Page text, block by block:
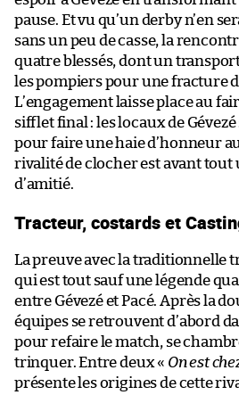
pause. Et vu qu’un derby n’en
sans un peu de casse, la
quatre blessés, dont un
les pompiers pour une fracture
L’engagement laisse place au
sifflet final : les locaux de
pour faire une haie d’honneur
rivalité de clocher est avant tout
d’amitié.
Tracteur, costards et
La preuve avec la traditionnelle
qui est tout sauf une légende
entre Gévezé et Pacé. Après la
équipes se retrouvent d’abord
pour refaire le match, se
trinquer. Entre deux « On est
présente les origines de cette